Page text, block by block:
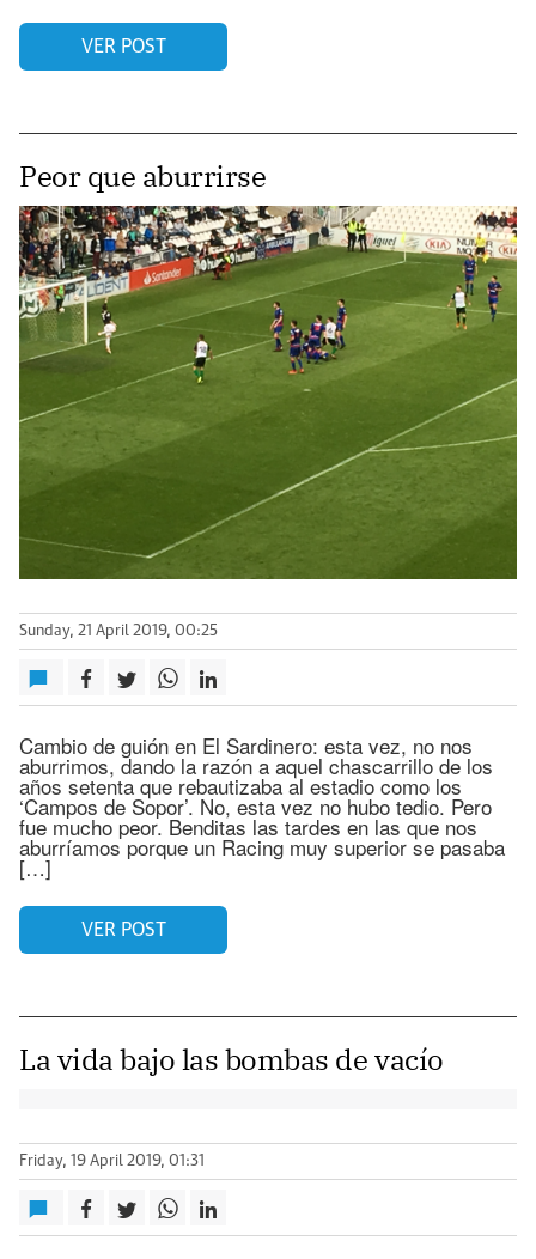
VER POST
Peor que aburrirse
Sunday, 21 April 2019, 00:25
Cambio de guión en El Sardinero: esta vez, no nos
aburrimos, dando la razón a aquel chascarrillo de los
años setenta que rebautizaba al estadio como los
‘Campos de Sopor’. No, esta vez no hubo tedio. Pero
fue mucho peor. Benditas las tardes en las que nos
aburríamos porque un Racing muy superior se pasaba
[…]
VER POST
La vida bajo las bombas de vacío
Friday, 19 April 2019, 01:31